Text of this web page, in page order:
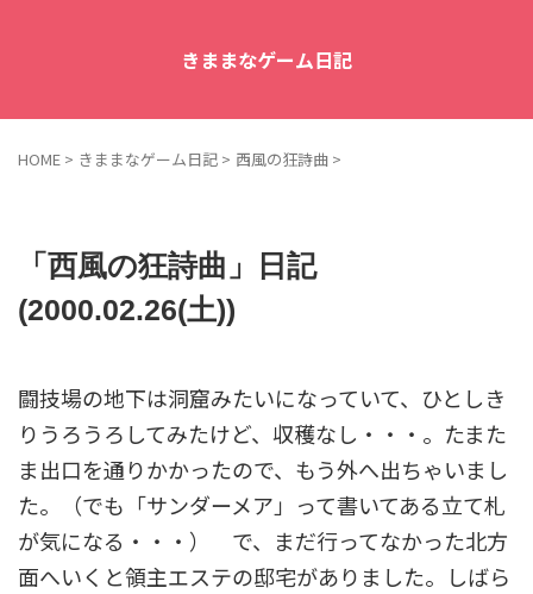
きままなゲーム日記
HOME > きままなゲーム日記 > 西風の狂詩曲 >
「西風の狂詩曲」日記
(2000.02.26(土))
闘技場の地下は洞窟みたいになっていて、ひとしき
りうろうろしてみたけど、収穫なし・・・。たまた
ま出口を通りかかったので、もう外へ出ちゃいまし
た。（でも「サンダーメア」って書いてある立て札
が気になる・・・） で、まだ行ってなかった北方
面へいくと領主エステの邸宅がありました。しばら